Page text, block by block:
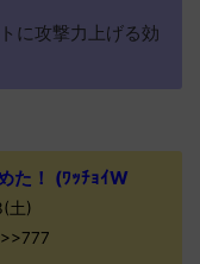
に攻撃力上げる効
た！ (ﾜｯﾁｮｲW
土)